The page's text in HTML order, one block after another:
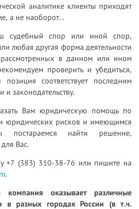
аналитике клиенты приходят
а не наоборот. .
судебный спор или иной спор,
любая другая форма деятельности
рассмотренных в данном или ином
проверить и убедиться,
соответствует последним
и законодательству.
Вам юридическую помощь по
юридических рисков и имеющимся
постараемся найти решение,
Вас.
+7 (383) 310-38-76 или пишите на
.
компания оказывает различные
в разных городах России (в т.ч.